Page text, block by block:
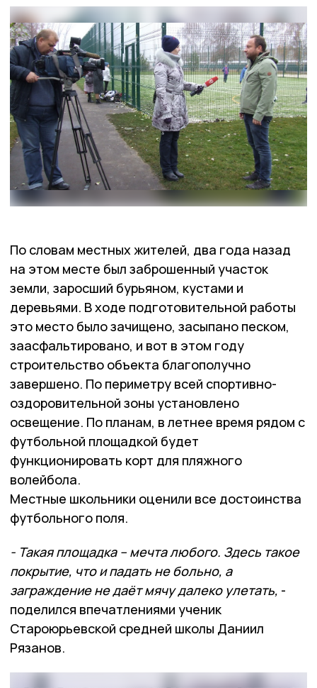
По словам местных жителей, два года назад
на этом месте был заброшенный участок
земли, заросший бурьяном, кустами и
деревьями. В ходе подготовительной работы
это место было зачищено, засыпано песком,
заасфальтировано, и вот в этом году
строительство объекта благополучно
завершено. По периметру всей спортивно-
оздоровительной зоны установлено
освещение. По планам, в летнее время рядом с
футбольной площадкой будет
функционировать корт для пляжного
волейбола.
Местные школьники оценили все достоинства
футбольного поля.
- Такая площадка – мечта любого. Здесь такое
покрытие, что и падать не больно, а
заграждение не даёт мячу далеко улетать, -
поделился впечатлениями ученик
Староюрьевской средней школы Даниил
Рязанов.